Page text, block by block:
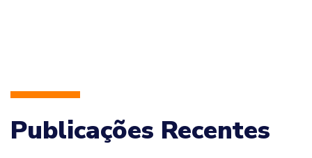
Publicações Recentes